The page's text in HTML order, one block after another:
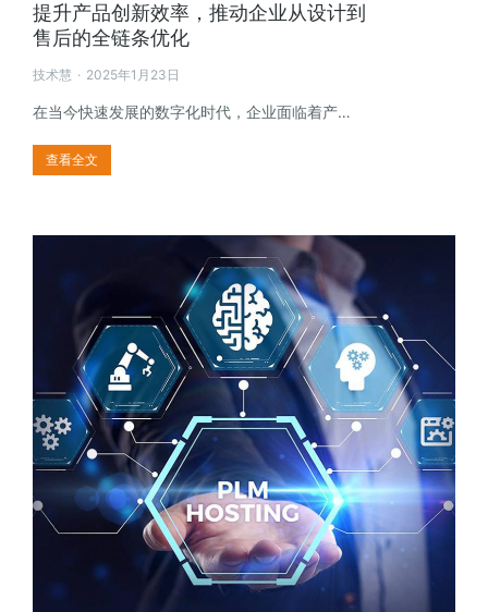
提升产品创新效率，推动企业从设计到
售后的全链条优化
技术慧 2025年1月23日
在当今快速发展的数字化时代，企业面临着产…
查看全文